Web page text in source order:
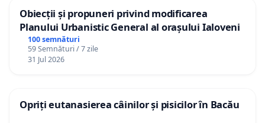
Obiecții și propuneri privind modificarea
Planului Urbanistic General al orașului Ialoveni
100 semnături
59 Semnături / 7 zile
31 Jul 2026
Opriți eutanasierea câinilor și pisicilor în Bacău